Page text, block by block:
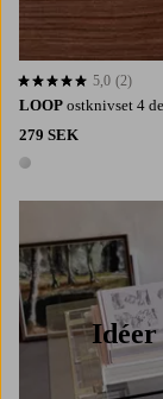
LOOP ostknivset 4
279 SEK
1 färg
5,0 baserat på 2 st betyg
5,0 (2)